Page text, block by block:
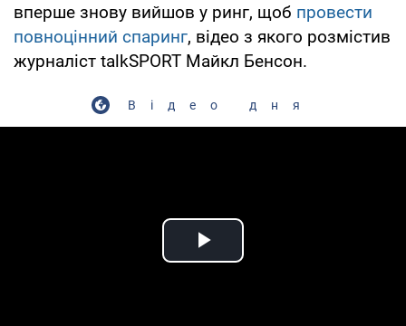
вперше знову вийшов у ринг, щоб провести
повноцінний спаринг, відео з якого розмістив
журналіст talkSPORT Майкл Бенсон.
Відео дня
Play Video